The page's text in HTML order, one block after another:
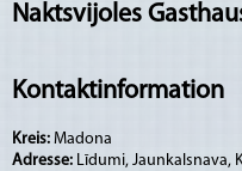
Naktsvijoles
Kontaktinformation
Kreis: Madona
Adresse: Līdumi, Jaunkalsnava,